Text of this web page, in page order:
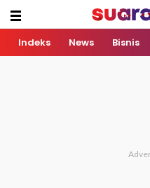
Indeks News Bisnis